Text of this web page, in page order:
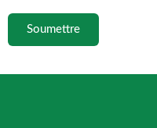
Soumettre